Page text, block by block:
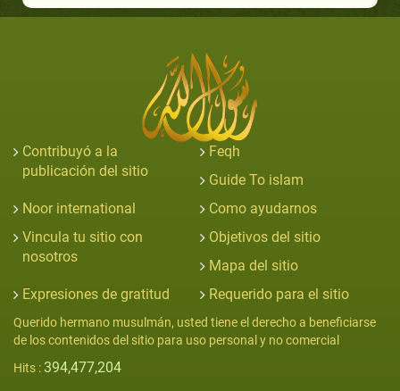
Contribuyó a la
publicación del sitio
Feqh
Guide To islam
Noor international
Como ayudarnos
Vincula tu sitio con
nosotros
Objetivos del sitio
Mapa del sitio
Expresiones de gratitud
Requerido para el sitio
Querido hermano musulmán, usted tiene el derecho a beneficiarse
de los contenidos del sitio para uso personal y no comercial
Hits : 394,477,204